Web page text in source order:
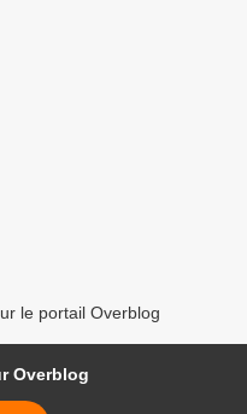
le portail Overblog
Overblog